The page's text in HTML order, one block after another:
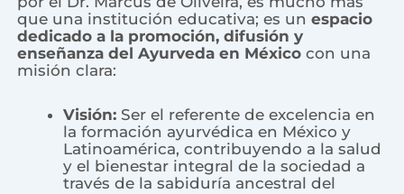
que una institución educativa; es unespacio
dedicado a la promoción, difusión y
enseñanza del Ayurveda en México con una
misión clara:
Visión: Ser el referente de excelencia en
la formación ayurvédica en México y
Latinoamérica, contribuyendo a la salud
y el bienestar integral de la sociedad a
través de la sabiduría ancestral del